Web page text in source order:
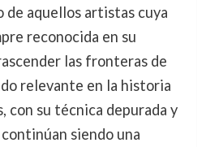
de aquellos artistas cuya
reconocida en su
las fronteras de
relevante en la historia
con su técnica depurada y
siendo una